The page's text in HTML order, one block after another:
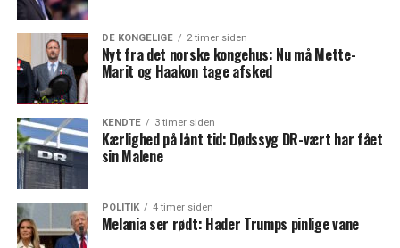
DE KONGELIGE 2 timer siden
Nyt fra det norske kongehus: Nu må Mette-
Marit og Haakon tage afsked
KENDTE 3 timer siden
Kærlighed på lånt tid: Dødssyg DR-vært har fået
sin Malene
POLITIK 4 timer siden
Melania ser rødt: Hader Trumps pinlige vane